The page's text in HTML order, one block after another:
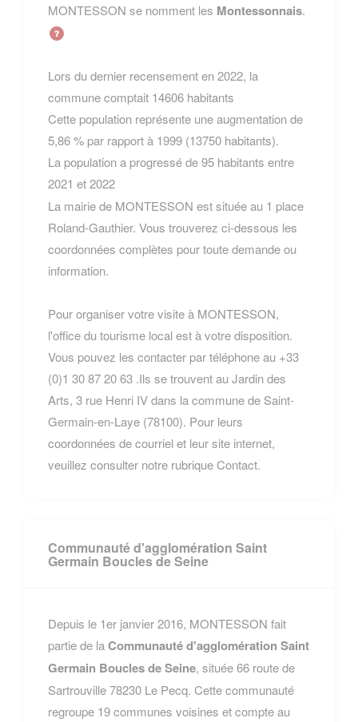
MONTESSON se nomment les Montessonnais.
Lors du dernier recensement en 2022, la
commune comptait 14606 habitants
Cette population représente une augmentation de
5,86 % par rapport à 1999 (13750 habitants).
La population a progressé de 95 habitants entre
2021 et 2022
La mairie de MONTESSON est située au 1 place
Roland-Gauthier. Vous trouverez ci-dessous les
coordonnées complètes pour toute demande ou
information.
Pour organiser votre visite à MONTESSON,
l'office du tourisme local est à votre disposition.
Vous pouvez les contacter par téléphone au +33
(0)1 30 87 20 63 .Ils se trouvent au Jardin des
Arts, 3 rue Henri IV dans la commune de Saint-
Germain-en-Laye (78100). Pour leurs
coordonnées de courriel et leur site internet,
veuillez consulter notre rubrique Contact.
Communauté d'agglomération Saint
Germain Boucles de Seine
Depuis le 1er janvier 2016, MONTESSON fait
partie de laCommunauté d'agglomération Saint
Germain Boucles de Seine, située 66 route de
Sartrouville 78230 Le Pecq. Cette communauté
regroupe 19 communes voisines et compte au